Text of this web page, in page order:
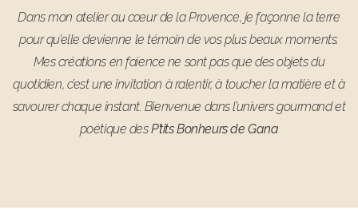
Dans mon atelier au cœur de la Provence, je façonne la terre
pour qu’elle devienne le témoin de vos plus beaux moments.
Mes créations en faïence ne sont pas que des objets du
quotidien, c’est une invitation à ralentir, à toucher la matière et à
savourer chaque instant. Bienvenue dans l’univers gourmand et
poétique desP’tits Bonheurs de Gana